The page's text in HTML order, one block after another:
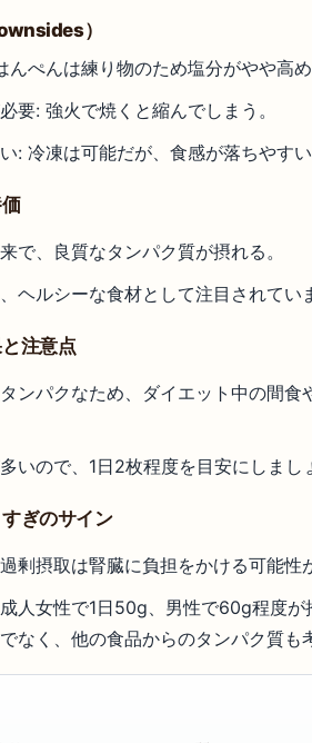
）
んぺんは練り物のため塩分がやや高
要: 強火で焼くと縮んでしまう。
: 冷凍は可能だが、食感が落ちやす
で、良質なタンパク質が摂れる。
ヘルシーな食材として注目されてい
注意点
ンパクなため、ダイエット中の間食
いので、1日2枚程度を目安にしまし
ぎのサイン
剰摂取は腎臓に負担をかける可能性
人女性で1日50g、男性で60g程度
なく、他の食品からのタンパク質も